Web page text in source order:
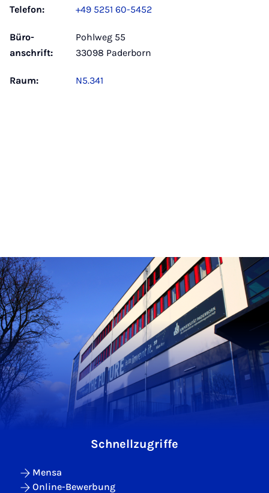
Telefon: +49 5251 60-5452
Büro­
anschrift:
Pohlweg 55
33098 Paderborn
Raum: N5.341
Schnellzugriffe
Mensa
Online-Bewerbung